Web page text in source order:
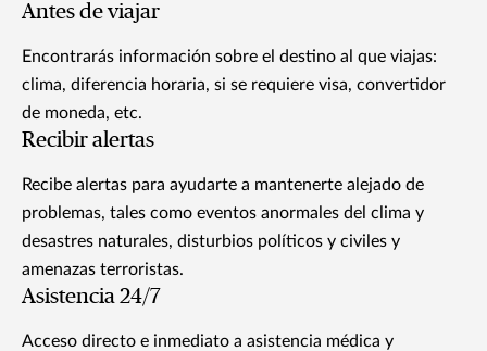
Antes de viajar
Encontrarás información sobre el destino al que viajas:
clima, diferencia horaria, si se requiere visa, convertidor
de moneda, etc.
Recibir alertas
Recibe alertas para ayudarte a mantenerte alejado de
problemas, tales como eventos anormales del clima y
desastres naturales, disturbios políticos y civiles y
amenazas terroristas.
Asistencia 24/7
Acceso directo e inmediato a asistencia médica y